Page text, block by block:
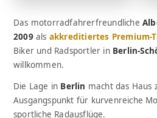
Das motorradfahrerfreundliche
2009als akkreditiertes Premium-
Biker und Radsportler in Berlin-
willkommen.
Die Lage in Berlin macht das Haus
Ausgangspunkt für kurvenreiche
sportliche Radausflüge.